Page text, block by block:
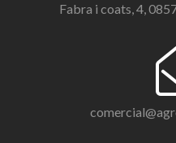
Fabra i coats, 4,